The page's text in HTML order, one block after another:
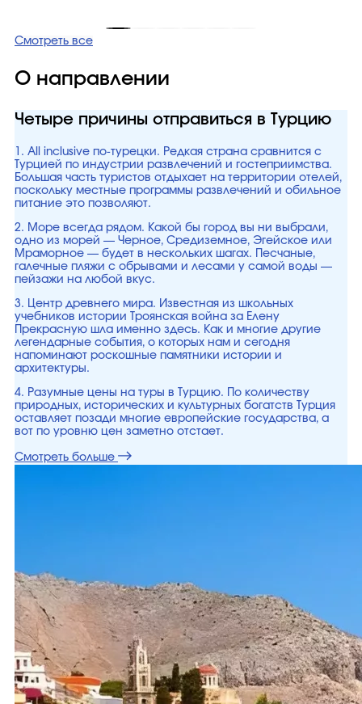
Смотреть все
О направлении
Четыре причины отправиться в Турцию
1. All inclusive по-турецки. Редкая страна сравнится с
Турцией по индустрии развлечений и гостеприимства.
Большая часть туристов отдыхает на территории отелей,
поскольку местные программы развлечений и обильное
питание это позволяют.
2. Море всегда рядом. Какой бы город вы ни выбрали,
одно из морей — Черное, Средиземное, Эгейское или
Мраморное — будет в нескольких шагах. Песчаные,
галечные пляжи с обрывами и лесами у самой воды —
пейзажи на любой вкус.
3. Центр древнего мира. Известная из школьных
учебников истории Троянская война за Елену
Прекрасную шла именно здесь. Как и многие другие
легендарные события, о которых нам и сегодня
напоминают роскошные памятники истории и
архитектуры.
4. Разумные цены на туры в Турцию. По количеству
природных, исторических и культурных богатств Турция
оставляет позади многие европейские государства, а
вот по уровню цен заметно отстает.
Смотреть больше